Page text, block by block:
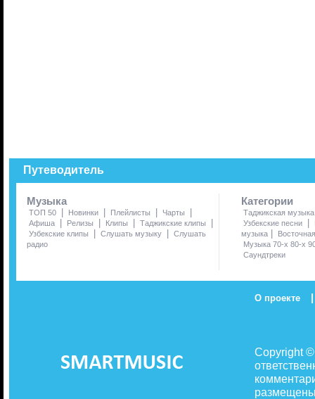
Путеводитель
Музыка
ТОП 50 | Новинки | Плейлисты | Чарты |
Афиша | Релизы | Клипы | Таджикские клипы |
Узбекские клипы | Слушать музыку | Слушать
радио
Категории
Таджикская музыка
Узбекские песни
|
музыка |
Музыка 70-х 80-х
Саундтреки
О проекте |
Copyright
размещены